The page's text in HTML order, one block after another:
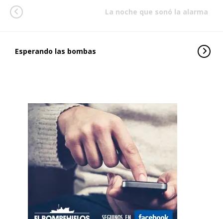
La noche que sonó la alarma
Esperando las bombas